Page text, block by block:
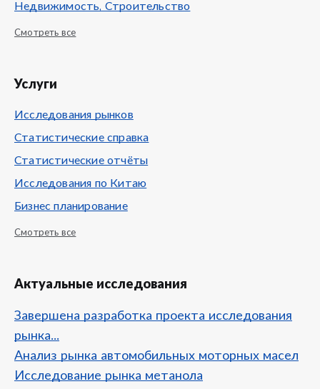
Недвижимость, Строительство
Смотреть все
Услуги
Исследования рынков
Статистические справка
Статистические отчёты
Исследования по Китаю
Бизнес планирование
Смотреть все
Актуальные исследования
Завершена разработка проекта исследования
рынка...
Анализ рынка автомобильных моторных масел
Исследование рынка метанола